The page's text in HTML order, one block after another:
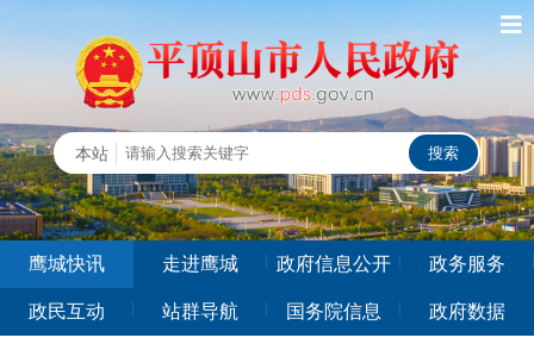
鹰城快讯 走进鹰城 政府信息公开 政务服务
政民互动 站群导航 国务院信息 政府数据